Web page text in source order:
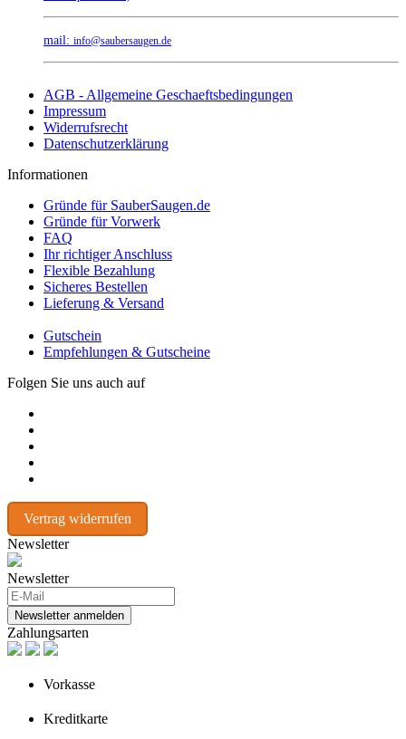
mail: info@saubersaugen.de
AGB - Allgemeine Geschaeftsbedingungen
Impressum
Widerrufsrecht
Datenschutzerklärung
Informationen
Gründe für SauberSaugen.de
Gründe für Vorwerk
FAQ
Ihr richtiger Anschluss
Flexible Bezahlung
Sicheres Bestellen
Lieferung & Versand
Gutschein
Empfehlungen & Gutscheine
Folgen Sie uns auch auf
Vertrag widerrufen
Newsletter
Newsletter
Newsletter anmelden
Zahlungsarten
Vorkasse
Kreditkarte